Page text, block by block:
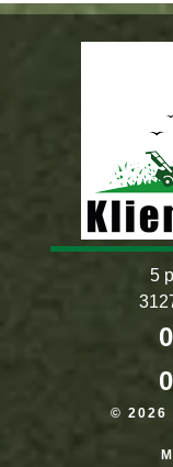
5
© 2026